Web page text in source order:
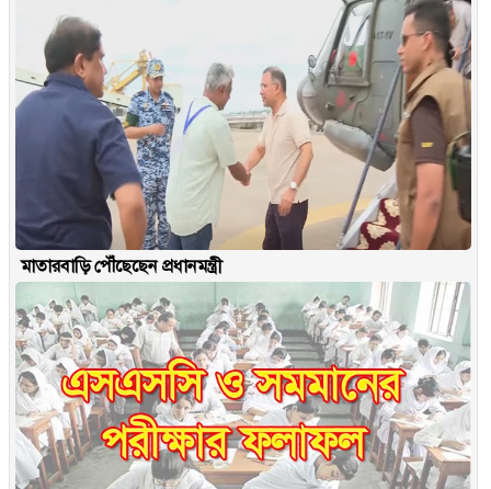
মাতারবাড়ি পৌঁছেছেন প্রধানমন্ত্রী